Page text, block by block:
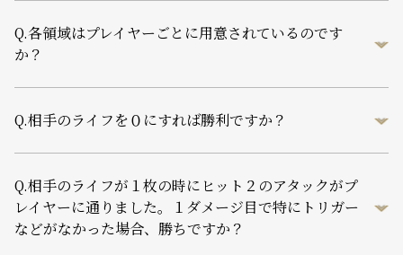
Q.各領域はプレイヤーごとに用意されているのです
か？
Q.相手のライフを０にすれば勝利ですか？
Q.相手のライフが１枚の時にヒット２のアタックがプ
レイヤーに通りました。１ダメージ目で特にトリガー
などがなかった場合、勝ちですか？